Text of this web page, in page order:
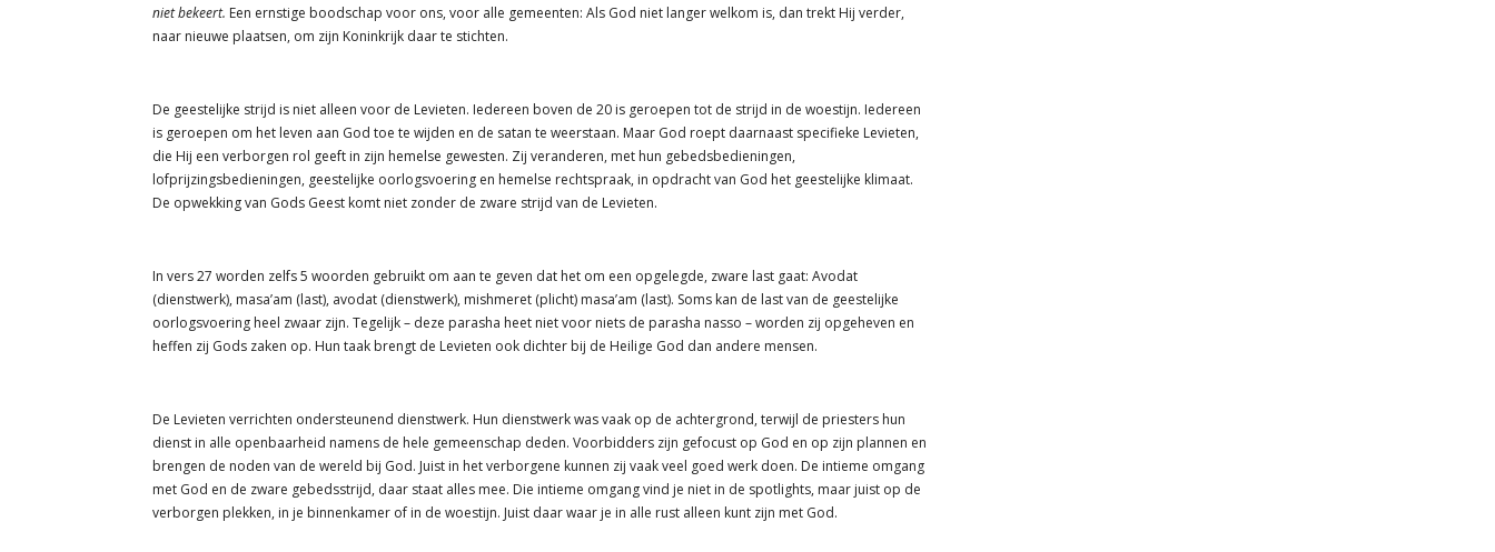
niet bekeert. Een ernstige boodschap voor ons, voor alle gemeenten: Als God niet langer welkom is, dan trekt Hij verder,
naar nieuwe plaatsen, om zijn Koninkrijk daar te stichten.
De geestelijke strijd is niet alleen voor de Levieten. Iedereen boven de 20 is geroepen tot de strijd in de woestijn. Iedereen
is geroepen om het leven aan God toe te wijden en de satan te weerstaan. Maar God roept daarnaast specifieke Levieten,
die Hij een verborgen rol geeft in zijn hemelse gewesten. Zij veranderen, met hun gebedsbedieningen,
lofprijzingsbedieningen, geestelijke oorlogsvoering en hemelse rechtspraak, in opdracht van God het geestelijke klimaat.
De opwekking van Gods Geest komt niet zonder de zware strijd van de Levieten.
In vers 27 worden zelfs 5 woorden gebruikt om aan te geven dat het om een opgelegde, zware last gaat: Avodat
(dienstwerk), masa’am (last), avodat (dienstwerk), mishmeret (plicht) masa’am (last). Soms kan de last van de geestelijke
oorlogsvoering heel zwaar zijn. Tegelijk – deze parasha heet niet voor niets de parasha nasso – worden zij opgeheven en
heffen zij Gods zaken op. Hun taak brengt de Levieten ook dichter bij de Heilige God dan andere mensen.
De Levieten verrichten ondersteunend dienstwerk. Hun dienstwerk was vaak op de achtergrond, terwijl de priesters hun
dienst in alle openbaarheid namens de hele gemeenschap deden. Voorbidders zijn gefocust op God en op zijn plannen en
brengen de noden van de wereld bij God. Juist in het verborgene kunnen zij vaak veel goed werk doen. De intieme omgang
met God en de zware gebedsstrijd, daar staat alles mee. Die intieme omgang vind je niet in de spotlights, maar juist op de
verborgen plekken, in je binnenkamer of in de woestijn. Juist daar waar je in alle rust alleen kunt zijn met God.